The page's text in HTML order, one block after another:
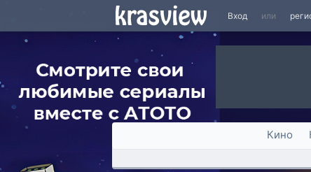
Вход или
Кино